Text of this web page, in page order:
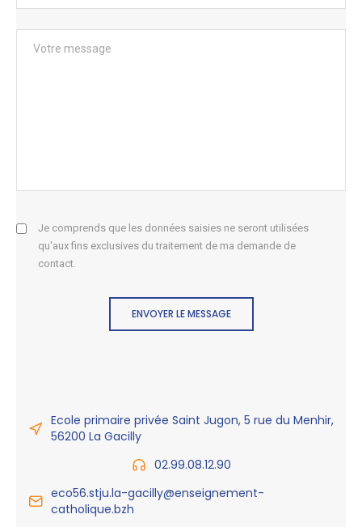
Je comprends que les données saisies ne seront utilisées
qu'aux fins exclusives du traitement de ma demande de
contact.
ENVOYER LE MESSAGE
Ecole primaire privée Saint Jugon, 5 rue du Menhir,
56200 La Gacilly
02.99.08.12.90
eco56.stju.la-gacilly@enseignement-
catholique.bzh